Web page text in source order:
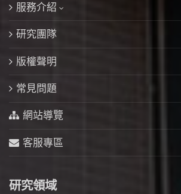
服務介紹
研究團隊
版權聲明
常見問題
網站導覽
客服專區
研究領域